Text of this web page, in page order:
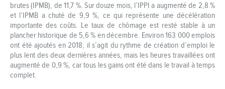
brutes (IPMB), de 11,7 %. Sur douze mois, l’IPPI a augmenté de 2,8 %
et l’IPMB a chuté de 9,9 %, ce qui représente une décélération
importante des coûts. Le taux de chômage est resté stable à un
plancher historique de 5,6 % en décembre. Environ 163 000 emplois
ont été ajoutés en 2018; il s’agit du rythme de création d’emploi le
plus lent des deux dernières années, mais les heures travaillées ont
augmenté de 0,9 %, car tous les gains ont été dans le travail à temps
complet.